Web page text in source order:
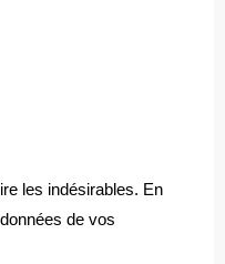
les indésirables. En
de vos